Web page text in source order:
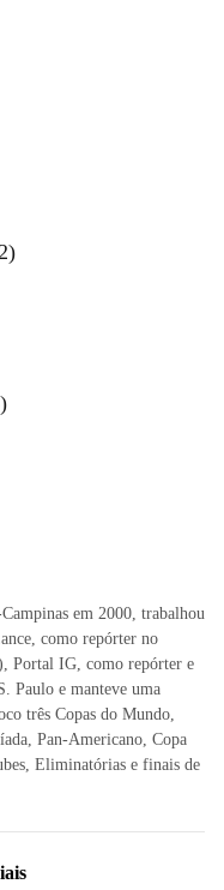
em 2000, trabalhou
como repórter no
Portal IG, como repórter e
Paulo e manteve uma
três Copas do Mundo,
Pan-Americano, Copa
Eliminatórias e finais de